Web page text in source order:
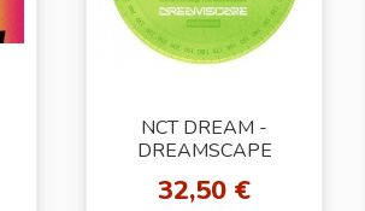
NCT DREAM -
DREAMSCAPE
32,50 €